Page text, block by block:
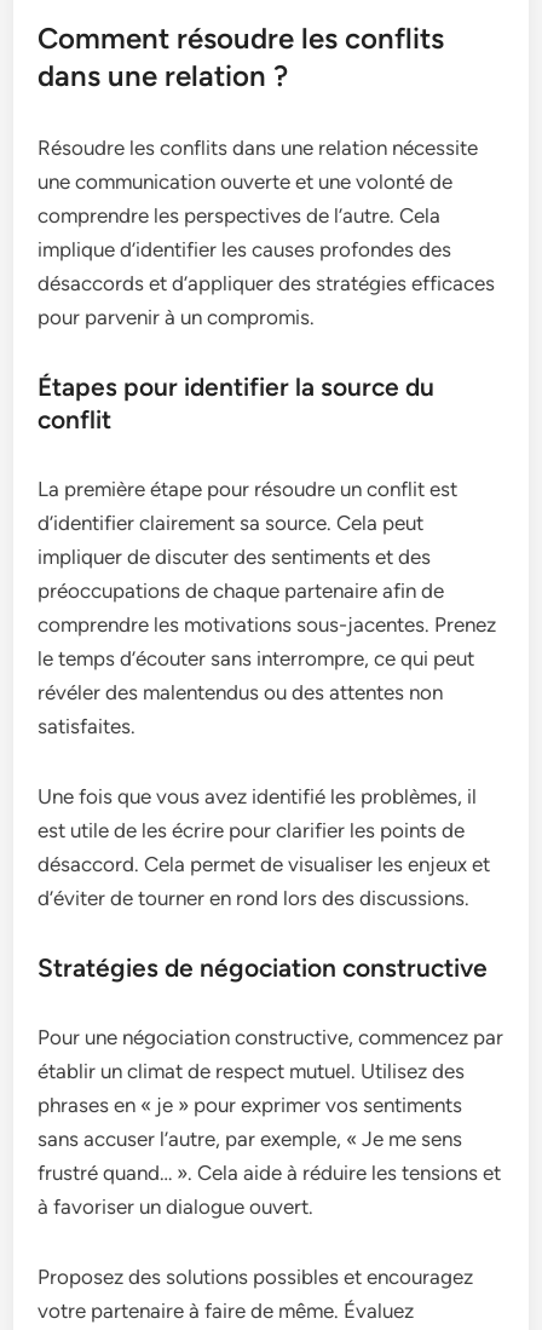
Comment résoudre les conflits
dans une relation ?
Résoudre les conflits dans une relation nécessite
une communication ouverte et une volonté de
comprendre les perspectives de l’autre. Cela
implique d’identifier les causes profondes des
désaccords et d’appliquer des stratégies efficaces
pour parvenir à un compromis.
Étapes pour identifier la source du
conflit
La première étape pour résoudre un conflit est
d’identifier clairement sa source. Cela peut
impliquer de discuter des sentiments et des
préoccupations de chaque partenaire afin de
comprendre les motivations sous-jacentes. Prenez
le temps d’écouter sans interrompre, ce qui peut
révéler des malentendus ou des attentes non
satisfaites.
Une fois que vous avez identifié les problèmes, il
est utile de les écrire pour clarifier les points de
désaccord. Cela permet de visualiser les enjeux et
d’éviter de tourner en rond lors des discussions.
Stratégies de négociation constructive
Pour une négociation constructive, commencez par
établir un climat de respect mutuel. Utilisez des
phrases en « je » pour exprimer vos sentiments
sans accuser l’autre, par exemple, « Je me sens
frustré quand… ». Cela aide à réduire les tensions et
à favoriser un dialogue ouvert.
Proposez des solutions possibles et encouragez
votre partenaire à faire de même. Évaluez